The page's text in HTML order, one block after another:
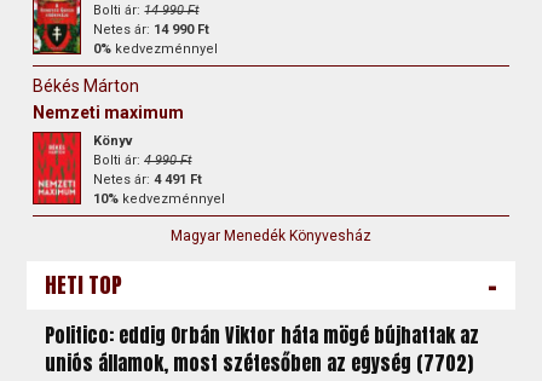
Bolti ár:14 990 Ft
Netes ár: 14 990 Ft
0% kedvezménnyel
Békés Márton
Nemzeti maximum
Könyv
Bolti ár:4 990 Ft
Netes ár:4 491 Ft
10% kedvezménnyel
Magyar Menedék Könyvesház
HETI TOP -
Politico: eddig Orbán Viktor háta mögé bújhattak az
uniós államok, most szétesőben az egység (7702)